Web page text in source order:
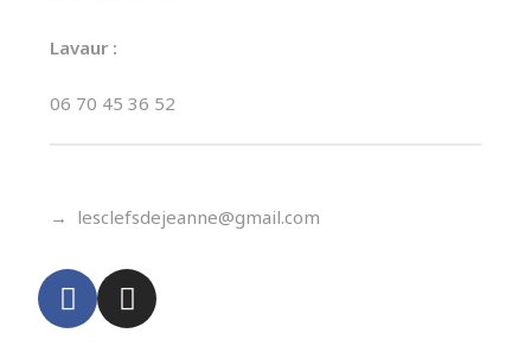
Lavaur :
06 70 45 36 52
→ lesclefsdejeanne@gmail.com